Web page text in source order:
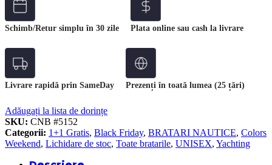
Schimb/Retur simplu în 30 zile Plata online sau cash la livrare
Livrare rapidă prin SameDay Prezenți în toată lumea (25 țări)
Adăugați la lista de dorințe
SKU: CNB #5152
Categorii: 1+1 Gratis, Black Friday, BRATARI NAUTICE, Colors
Weekend, Lichidare de stoc, Toate bratarile, UNISEX, Yachting